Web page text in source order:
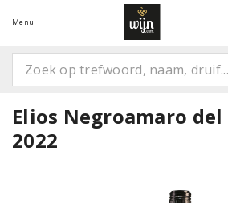
Menu
Elios Negroamaro
2022